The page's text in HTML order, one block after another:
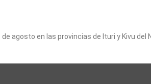
agosto en las provincias de Ituri y Kivu